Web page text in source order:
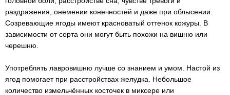
раздражения, онемении конечностей и даже при облысении.
Созревающие ягоды имеют красноватый оттенок кожуры. В
зависимости от сорта они могут быть похожи на вишню или
черешню.
Употреблять лавровишню лучше со знанием и умом. Настой из
ягод помогает при расстройствах желудка. Небольшое
количество измельчённых косточек в миксере или